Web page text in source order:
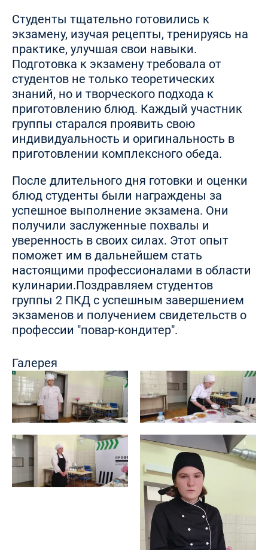
Студенты тщательно готовились к
экзамену, изучая рецепты, тренируясь на
практике, улучшая свои навыки.
Подготовка к экзамену требовала от
студентов не только теоретических
знаний, но и творческого подхода к
приготовлению блюд. Каждый участник
группы старался проявить свою
индивидуальность и оригинальность в
приготовлении комплексного обеда.
После длительного дня готовки и оценки
блюд студенты были награждены за
успешное выполнение экзамена. Они
получили заслуженные похвалы и
уверенность в своих силах. Этот опыт
поможет им в дальнейшем стать
настоящими профессионалами в области
кулинарии.Поздравляем студентов
группы 2 ПКД с успешным завершением
экзаменов и получением свидетельств о
профессии "повар-кондитер".
Галерея